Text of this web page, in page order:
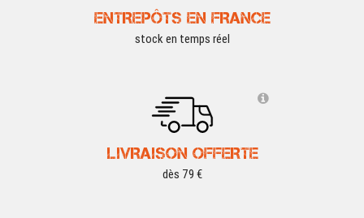
ENTREPÔTS EN FRANCE
stock en temps réel
LIVRAISON OFFERTE
dès 79 €